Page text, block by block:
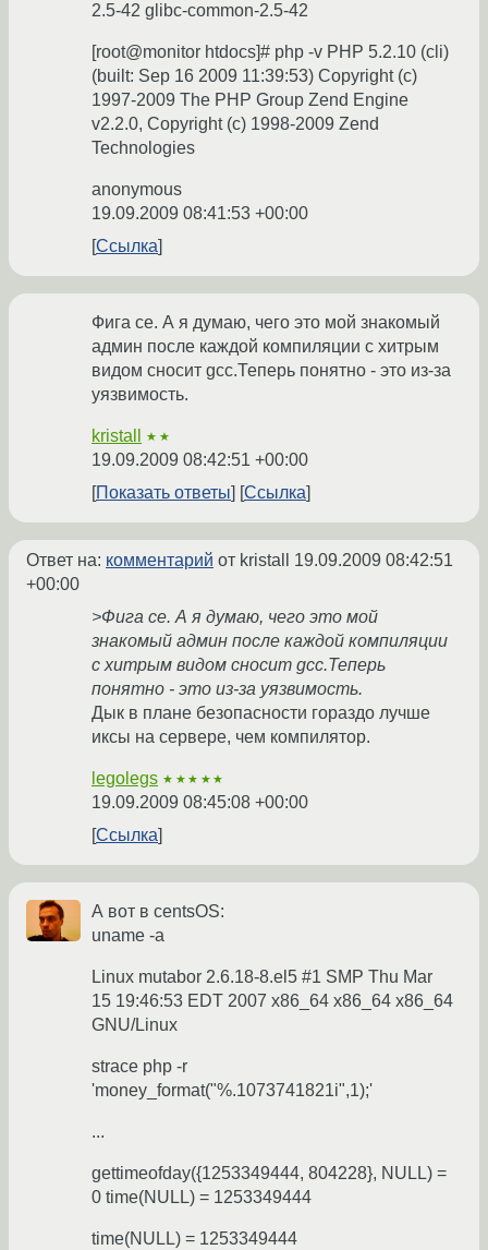
2.5-42 glibc-common-2.5-42
[root@monitor htdocs]# php -v PHP 5.2.10 (cli)
(built: Sep 16 2009 11:39:53) Copyright (c)
1997-2009 The PHP Group Zend Engine
v2.2.0, Copyright (c) 1998-2009 Zend
Technologies
anonymous
19.09.2009 08:41:53 +00:00
Ссылка
Фига се. А я думаю, чего это мой знакомый
админ после каждой компиляции с хитрым
видом сносит gcc.Теперь понятно - это из-за
уязвимость.
kristall ★★
19.09.2009 08:42:51 +00:00
Показать ответы
Ссылка
Ответ на: комментарий от kristall 19.09.2009 08:42:51
+00:00
>Фига се. А я думаю, чего это мой
знакомый админ после каждой компиляции
с хитрым видом сносит gcc.Теперь
понятно - это из-за уязвимость.
Дык в плане безопасности гораздо лучше
иксы на сервере, чем компилятор.
legolegs ★★★★★
19.09.2009 08:45:08 +00:00
Ссылка
А вот в centsOS:
uname -a
Linux mutabor 2.6.18-8.el5 #1 SMP Thu Mar
15 19:46:53 EDT 2007 x86_64 x86_64 x86_64
GNU/Linux
strace php -r
'money_format("%.1073741821i",1);'
...
gettimeofday({1253349444, 804228}, NULL) =
0 time(NULL) = 1253349444
time(NULL) = 1253349444